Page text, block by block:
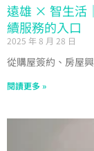
遠雄 × 智生活
續服務的入口
2025 年 8 月 28 日
從購屋簽約、房屋
閱讀更多 »